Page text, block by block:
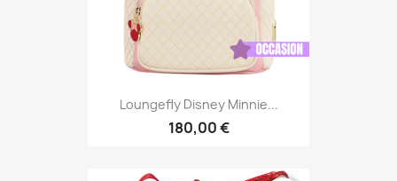
Loungefly Disney Minnie...
180,00 €